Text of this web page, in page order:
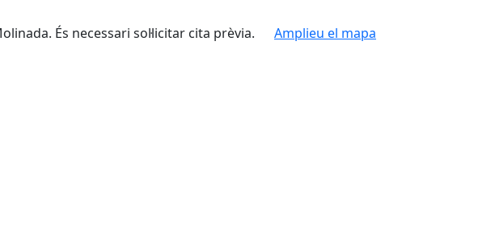
És necessari sol·licitar cita prèvia.
Amplieu el mapa